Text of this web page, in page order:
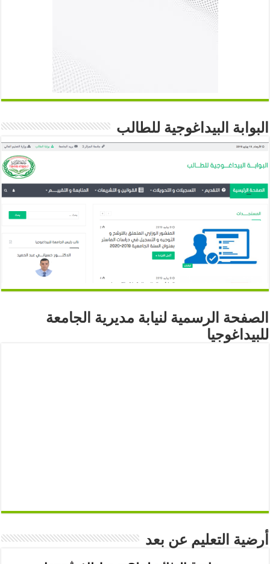
البوابة البيداغوجية للطالب
الصفحة الرسمية لنيابة مديرية الجامعة
للبيداغوجيا
أرضية التعليم عن بعد